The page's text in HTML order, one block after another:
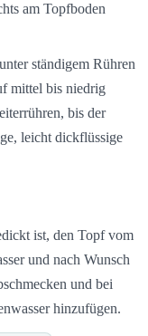
am Topfboden
ständigem Rühren
mittel bis niedrig
bis der
leicht dickflüssige
ist, den Topf vom
und nach Wunsch
und bei
hinzufügen.